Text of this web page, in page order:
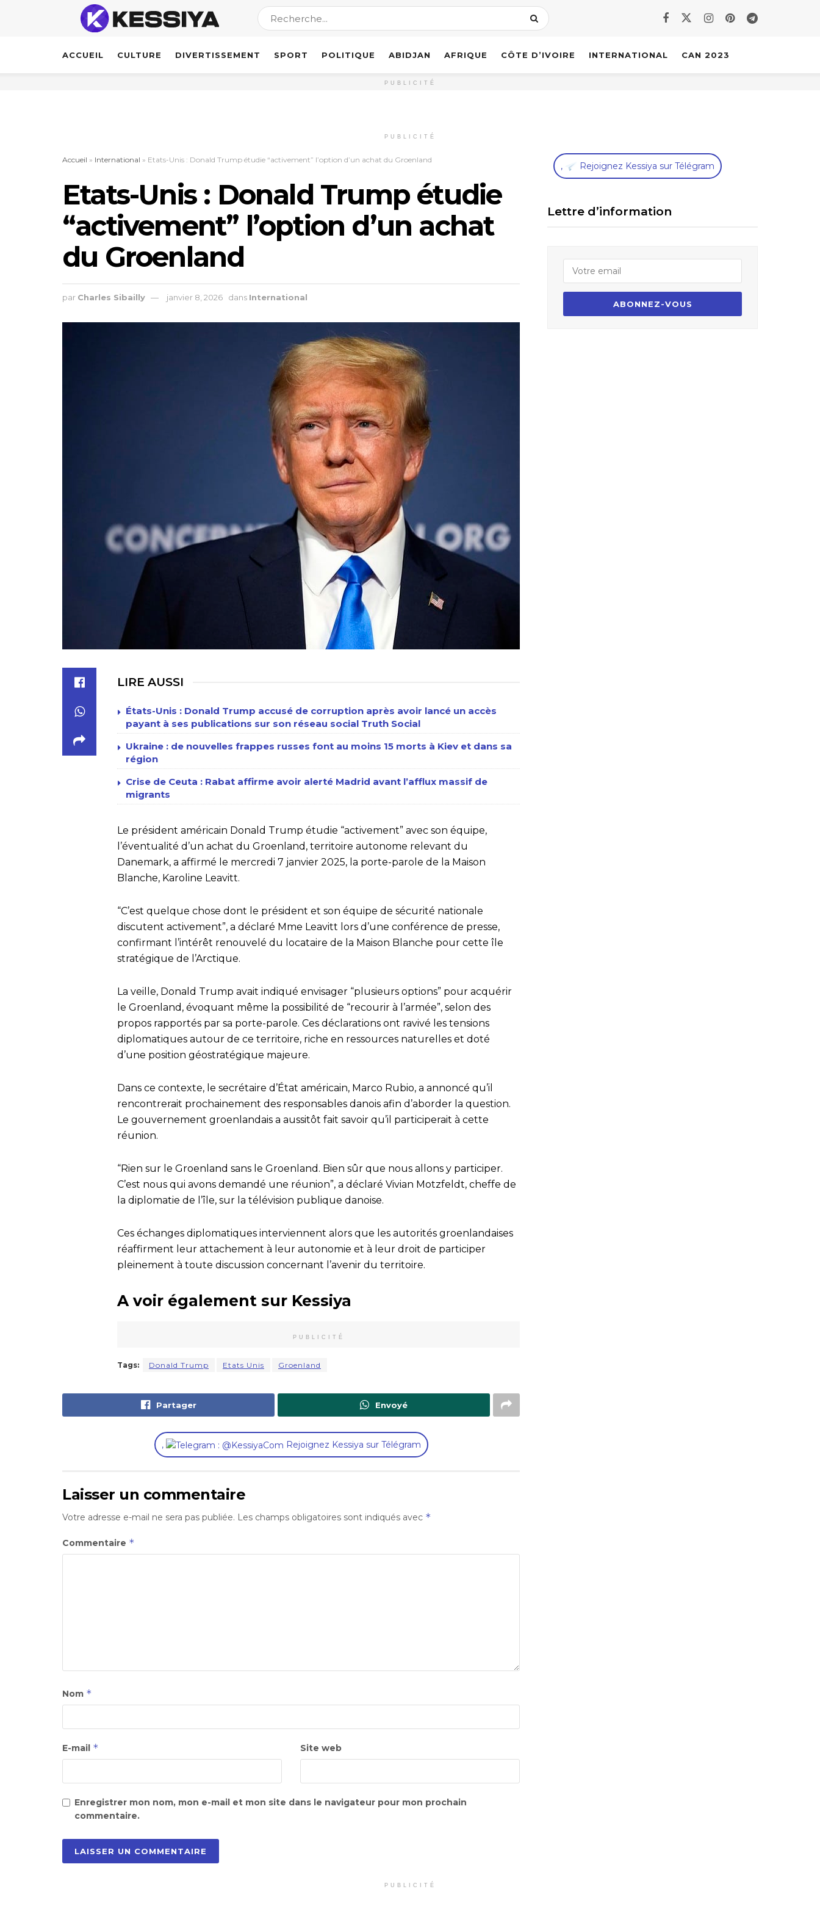
ACCUEIL CULTURE DIVERTISSEMENT SPORT POLITIQUE ABIDJAN AFRIQUE CÔTE D’IVOIRE INTERNATIONAL CAN 2023
PUBLICITÉ
PUBLICITÉ
Accueil » International » Etats-Unis : Donald Trump étudie “activement” l’option d’un achat du Groenland
Etats-Unis : Donald Trump étudie
“activement” l’option d’un achat
du Groenland
par Charles Sibailly janvier 8, 2026 dans International
LIRE AUSSI
États-Unis : Donald Trump accusé de corruption après avoir lancé un accès
payant à ses publications sur son réseau social Truth Social
Ukraine : de nouvelles frappes russes font au moins 15 morts à Kiev et dans sa
région
Crise de Ceuta : Rabat affirme avoir alerté Madrid avant l’afflux massif de
migrants
Le président américain Donald Trump étudie “activement” avec son équipe,
l’éventualité d’un achat du Groenland, territoire autonome relevant du
Danemark, a affirmé le mercredi 7 janvier 2025, la porte-parole de la Maison
Blanche, Karoline Leavitt.
“C’est quelque chose dont le président et son équipe de sécurité nationale
discutent activement”, a déclaré Mme Leavitt lors d’une conférence de presse,
confirmant l’intérêt renouvelé du locataire de la Maison Blanche pour cette île
stratégique de l’Arctique.
La veille, Donald Trump avait indiqué envisager “plusieurs options” pour acquérir
le Groenland, évoquant même la possibilité de “recourir à l’armée”, selon des
propos rapportés par sa porte-parole. Ces déclarations ont ravivé les tensions
diplomatiques autour de ce territoire, riche en ressources naturelles et doté
d’une position géostratégique majeure.
Dans ce contexte, le secrétaire d’État américain, Marco Rubio, a annoncé qu’il
rencontrerait prochainement des responsables danois afin d’aborder la question.
Le gouvernement groenlandais a aussitôt fait savoir qu’il participerait à cette
réunion.
“Rien sur le Groenland sans le Groenland. Bien sûr que nous allons y participer.
C’est nous qui avons demandé une réunion”, a déclaré Vivian Motzfeldt, cheffe de
la diplomatie de l’île, sur la télévision publique danoise.
Ces échanges diplomatiques interviennent alors que les autorités groenlandaises
réaffirment leur attachement à leur autonomie et à leur droit de participer
pleinement à toute discussion concernant l’avenir du territoire.
A voir également sur Kessiya
PUBLICITÉ
Tags: Donald Trump Etats Unis Groenland
Partager Envoyé
, Rejoignez Kessiya sur Télégram
Laisser un commentaire
Votre adresse e-mail ne sera pas publiée. Les champs obligatoires sont indiqués avec *
Commentaire *
Nom *
E-mail * Site web
Enregistrer mon nom, mon e-mail et mon site dans le navigateur pour mon prochain
commentaire.
, Rejoignez Kessiya sur Télégram
Lettre d’information
PUBLICITÉ